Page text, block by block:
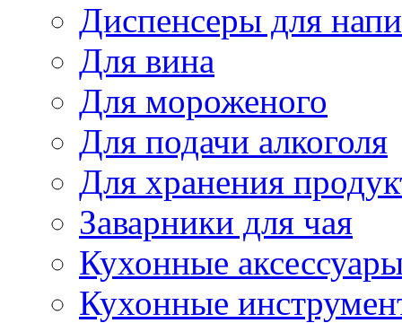
Диспенсеры для
Для вина
Для мороженого
Для подачи алкоголя
Для хранения
Заварники для чая
Кухонные
Кухонные